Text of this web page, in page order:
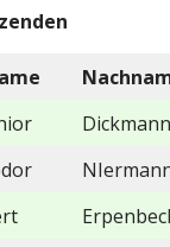
Dickmann